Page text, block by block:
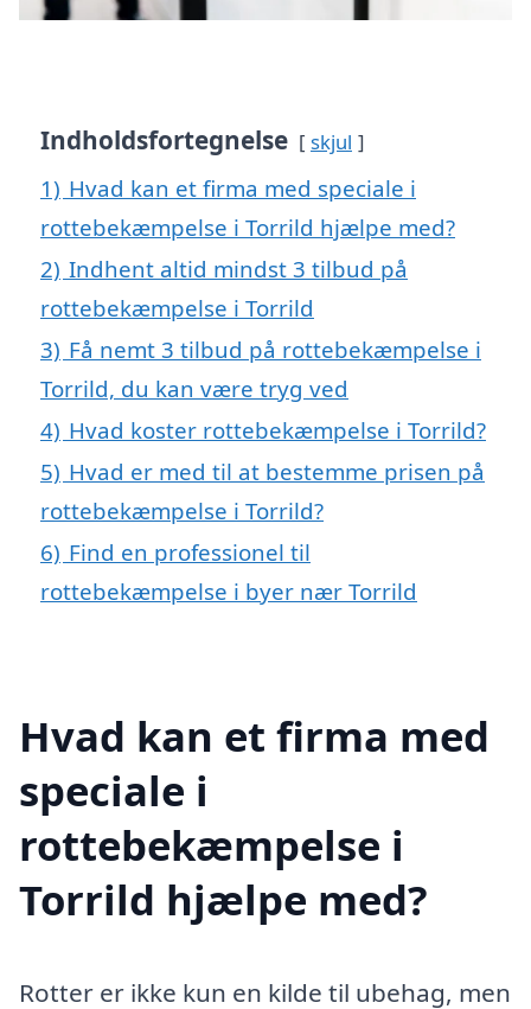
Indholdsfortegnelse skjul
1) Hvad kan et firma med speciale i
rottebekæmpelse i Torrild hjælpe med?
2) Indhent altid mindst 3 tilbud på
rottebekæmpelse i Torrild
3) Få nemt 3 tilbud på rottebekæmpelse i
Torrild, du kan være tryg ved
4) Hvad koster rottebekæmpelse i Torrild?
5) Hvad er med til at bestemme prisen på
rottebekæmpelse i Torrild?
6) Find en professionel til
rottebekæmpelse i byer nær Torrild
Hvad kan et firma med
speciale i
rottebekæmpelse i
Torrild hjælpe med?
Rotter er ikke kun en kilde til ubehag, men